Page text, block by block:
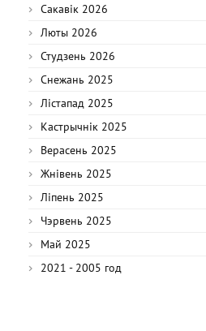
Сакавік 2026
Люты 2026
Студзень 2026
Снежань 2025
Лістапад 2025
Кастрычнік 2025
Верасень 2025
Жнівень 2025
Ліпень 2025
Чэрвень 2025
Май 2025
2021 - 2005 год